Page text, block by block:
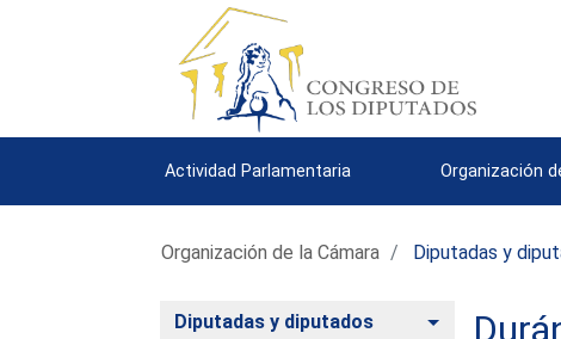
Actividad Parlamentaria Organización
Organización de la Cámara Diputadas y
Diputadas y diputados
Alternar